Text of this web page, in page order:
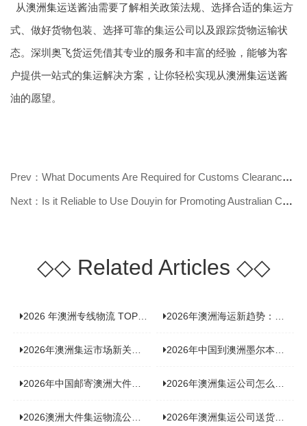
从澳洲集运送酱油需要了解相关政策法规、选择合适的集运方
式、做好货物包装、选择可靠的集运公司以及跟踪货物运输状
态。深圳奥飞货运凭借其专业的服务和丰富的经验，能够为客
户提供一站式的集运解决方案，让你轻松实现从澳洲集运送酱
油的愿望。
Prev：What Documents Are Required for Customs Clearance of Consolidated Shippi
Next：Is it Reliable to Use Douyin for Promoting Australian Consolidated Shipp
◇◇Related Articles ◇◇
2026 年澳洲专线物流 TOP10 测评：合规、时效、价格全维度对比 2026年澳洲海运新趋势：大件家具运输有何独特门道？
2026年澳洲集运市场新关注：到底该如何精准计算体积重？ 2026年中国到澳洲墨尔本海运专线，背后隐藏哪些物流新机遇？
2026年中国邮寄澳洲大件运输攻略，快速安全送达的秘诀大揭秘！ 2026年澳洲集运公司怎么选？个人用户与跨境商家避坑全攻略
2026澳洲大件集运物流公司全景分析：市场趋势、选型逻辑与品牌适配 2026年澳洲集运公司送货上门服务哪家好：靠谱品牌选型指南